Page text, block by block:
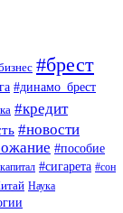
#брест
#динамо_брест
#кредит
#новости
#пособие
#сигарета #сон
Наука